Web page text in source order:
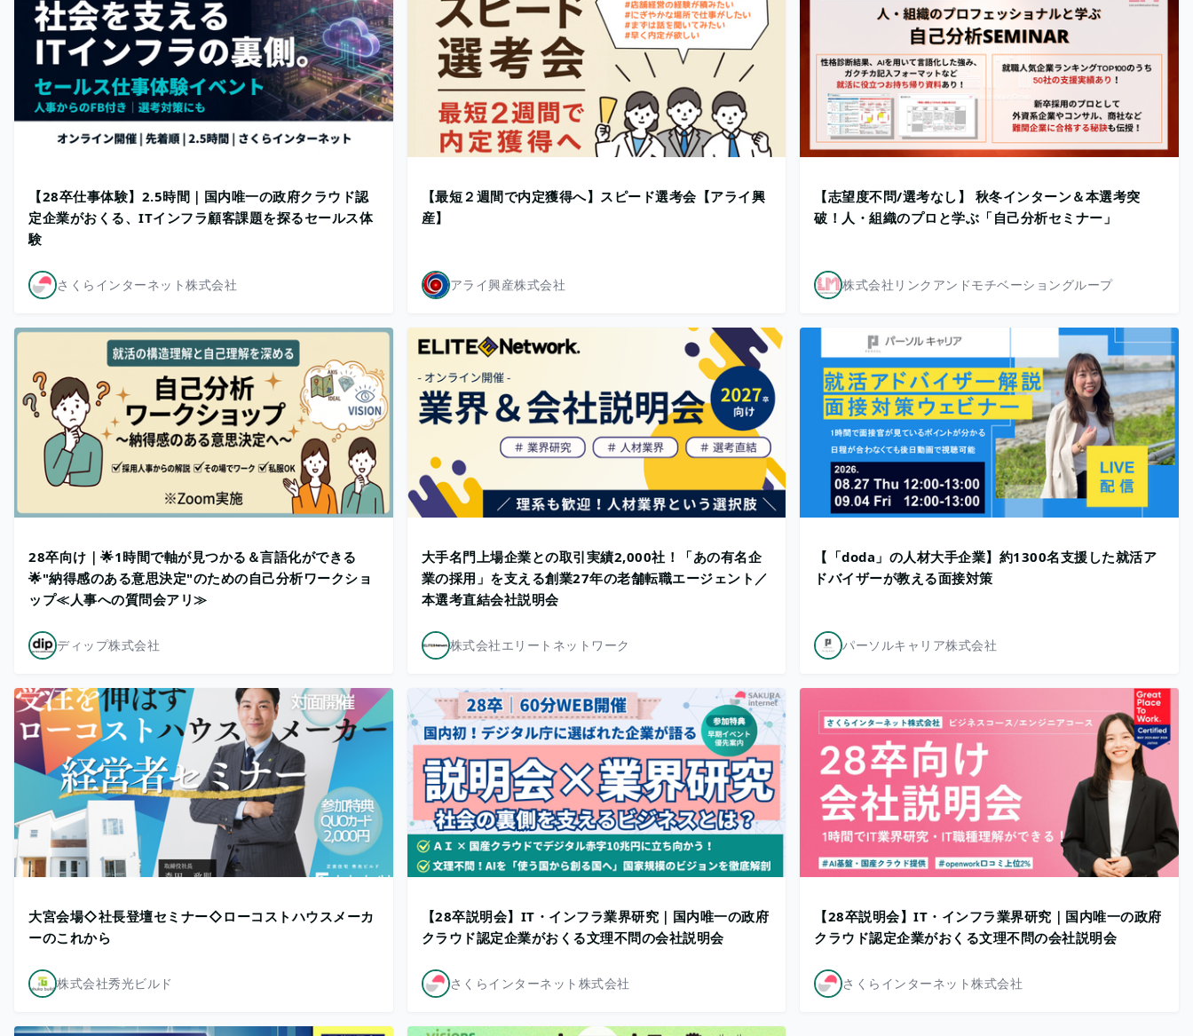
【28卒仕事体験】2.5時間｜国内唯一の政府クラウド認
定企業がおくる、ITインフラ顧客課題を探るセールス体
験
さくらインターネット株式会社
【最短２週間で内定獲得へ】スピード選考会【アライ興
産】
アライ興産株式会社
【志望度不問/選考なし】 秋冬インターン＆本選考突
破！人・組織のプロと学ぶ「自己分析セミナー」
株式会社リンクアンドモチベーショングループ
28卒向け｜🌟1時間で軸が見つかる＆言語化ができる
🌟"納得感のある意思決定"のための自己分析ワークショ
ップ≪人事への質問会アリ≫
ディップ株式会社
大手名門上場企業との取引実績2,000社！「あの有名企
業の採用」を支える創業27年の老舗転職エージェント／
本選考直結会社説明会
株式会社エリートネットワーク
【「doda」の人材大手企業】約1300名支援した就活ア
ドバイザーが教える面接対策
パーソルキャリア株式会社
大宮会場◇社長登壇セミナー◇ローコストハウスメーカ
ーのこれから
株式会社秀光ビルド
【28卒説明会】IT・インフラ業界研究｜国内唯一の政府
クラウド認定企業がおくる文理不問の会社説明会
さくらインターネット株式会社
【28卒説明会】IT・インフラ業界研究｜国内唯一の政府
クラウド認定企業がおくる文理不問の会社説明会
さくらインターネット株式会社